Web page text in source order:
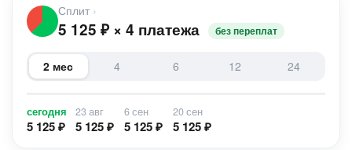
Сплит ›
5 125 ₽ × 4 платежа без переплат
2 мес 4 6 12 24
сегодня
5 125 ₽
23 авг
5 125 ₽
6 сен
5 125 ₽
20 сен
5 125 ₽